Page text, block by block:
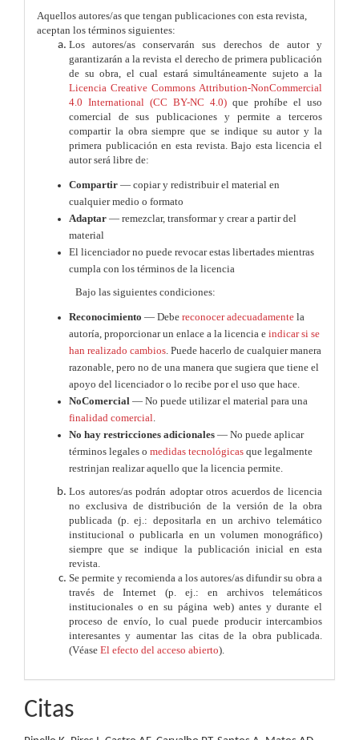
Aquellos autores/as que tengan publicaciones con esta revista,
aceptan los términos siguientes:
Los autores/as conservarán sus derechos de autor y
garantizarán a la revista el derecho de primera publicación
de su obra, el cual estará simultáneamente sujeto a la
Licencia Creative Commons Attribution-NonCommercial
4.0 International (CC BY-NC 4.0) que prohíbe el uso
comercial de sus publicaciones y permite a terceros
compartir la obrasiempre que se indique su autor y la
primera publicación en esta revista. Bajo esta licencia el
autor será libre de:
Compartir — copiar y redistribuir el material en
cualquier medio o formato
Adaptar — remezclar, transformar y crear a partir del
material
El licenciador no puede revocar estas libertades mientras
cumpla con los términos de la licencia
Bajo las siguientes condiciones:
Reconocimiento — Debe reconocer adecuadamente la
autoría, proporcionar un enlace a la licencia e indicar si se
han realizado cambios . Puede hacerlo de cualquier manera
razonable, pero no de una manera que sugiera que tiene el
apoyo del licenciador o lo recibe por el uso que hace.
NoComercial — No puede utilizar el material para una
finalidad comercial
No hay restricciones adicionales — No puede aplicar
términos legales o medidas tecnológicas que legalmente
restrinjan realizar aquello que la licencia permite.
Los autores/as podrán adoptar otros acuerdos de licencia
no exclusiva de distribución de la versión de la obra
publicada (p. ej.: depositarla en un archivo telemático
institucional o publicarla en un volumen monográfico)
siempre que se indique la publicación inicial en esta
revista.
Se permite y recomienda a los autores/as difundir su obra a
través de Internet (p. ej.: en archivos telemáticos
institucionales o en su página web) antes y durante el
proceso de envío, lo cual puede producir intercambios
interesantes y aumentar las citas de la obra publicada.
(Véase El efecto del acceso abierto).
Citas